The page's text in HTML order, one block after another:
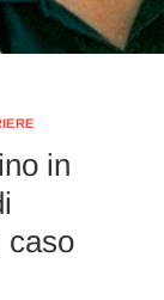
in
caso